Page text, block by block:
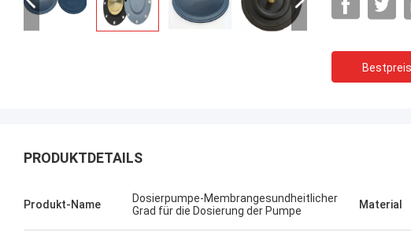
Bestpreis
PRODUKTDETAILS
Produkt-Name
Dosierpumpe-Membrangesundheitlicher
Grad für die Dosierung der Pumpe
Material